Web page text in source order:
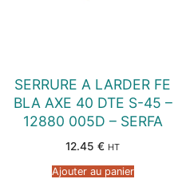
SERRURE A LARDER FE
BLA AXE 40 DTE S-45 –
12880 005D – SERFA
12.45 € HT
Ajouter au panier